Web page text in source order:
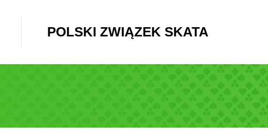
POLSKI ZWIĄZEK SKATA